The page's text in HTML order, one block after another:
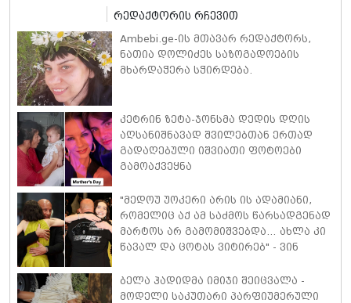
რედაქტორის რჩევით
Ambebi.ge-ის მთავარ რედაქტორს,
ნათია დოლიძეს საზოგადოების
მხარდაჭერა სჭირდება.
კეტრინ ზეტა-ჯონსმა დედის დღის
აღსანიშნავად შვილებთან ერთად
გადაღებული იშვიათი ფოტოები
გამოაქვეყნა
"მედოუ უოკერი არის ის ადამიანი,
რომელიც აქ ამ საძმოს წარსადგენად
მარტოს არ გამომიშვებდა… ახლა კი
წავალ და ცოტას ვიტირებ" - ვინ
პოლ უოკერის ქალიშვილს ემოციური
სიტყვებით მიმართავს
ბელა ჰადიდმა იმიჯი შეიცვალა -
მოდელი საკუთარი პარფიუმერული